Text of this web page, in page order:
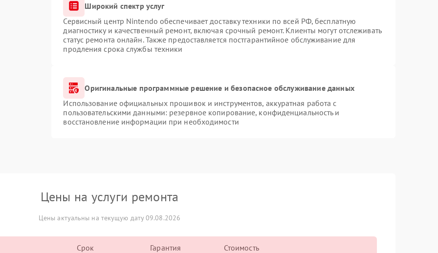
Широкий спектр услуг
Сервисный центр Nintendo обеспечивает доставку техники по всей РФ, бесплатную
диагностику и качественный ремонт, включая срочный ремонт. Клиенты могут отслеживать
статус ремонта онлайн. Также предоставляется постгарантийное обслуживание для
продления срока службы техники
Оригинальные программные решение и безопасное обслуживание данных
Использование официальных прошивок и инструментов, аккуратная работа с
пользовательскими данными: резервное копирование, конфиденциальность и
восстановление информации при необходимости
Цены на услуги ремонта
Цены актуальны на текущую дату 09.08.2026
Срок Гарантия Стоимость